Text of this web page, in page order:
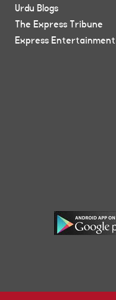
Urdu Blogs
The Express Tribune
Express Entertainment